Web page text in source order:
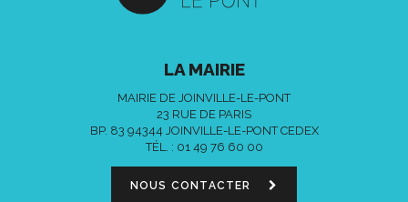
LA MAIRIE
MAIRIE DE JOINVILLE-LE-PONT
23 RUE DE PARIS
BP. 83 94344 JOINVILLE-LE-PONT CEDEX
TÉL. : 01 49 76 60 00
NOUS CONTACTER